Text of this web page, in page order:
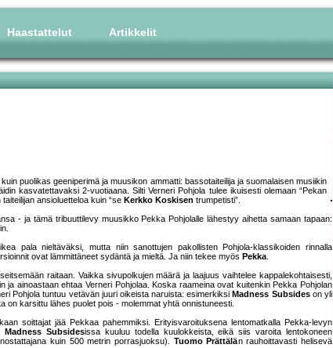
Haastattelut Artikkelit
puolikas geeniperimä ja muusikon ammatti: bassotaiteilija ja suomalaisen musiikin
kasvatettavaksi 2-vuotiaana. Silti Verneri Pohjola tulee ikuisesti olemaan “Pekan
ansioluetteloa kuin “se Kerkko Koskisen trumpetisti”.
- ja tämä tribuuttilevy muusikko Pekka Pohjolalle lähestyy aihetta samaan tapaan:
pala nieltäväksi, mutta niin sanottujen pakollisten Pohjola-klassikoiden rinnalla
ovat lämmittäneet sydäntä ja mieltä. Ja niin tekee myös Pekka.
raitaan. Vaikka sivupolkujen määrä ja laajuus vaihtelee kappalekohtaisesti,
ainoastaan ehtaa Verneri Pohjolaa. Koska raameina ovat kuitenkin Pekka Pohjolan
Pohjola tuntuu vetävän juuri oikeista naruista: esimerkiksi Madness Subsideson yli
on karsittu lähes puolet pois - molemmat yhtä onnistuneesti.
soittajat jää Pekkaa pahemmiksi. Erityisvaroituksena lentomatkalla Pekka-levyn
Madness Subsidesissa kuuluu todella kuulokkeista, eikä siis varoita lentokoneen
kuin 500 metrin porrasjuoksu). Tuomo Prättälän rauhoittavasti helisevä